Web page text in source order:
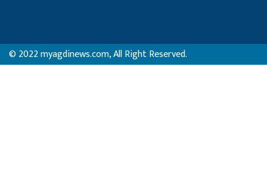
© 2022 myagdinews.com, All Right Reserved.